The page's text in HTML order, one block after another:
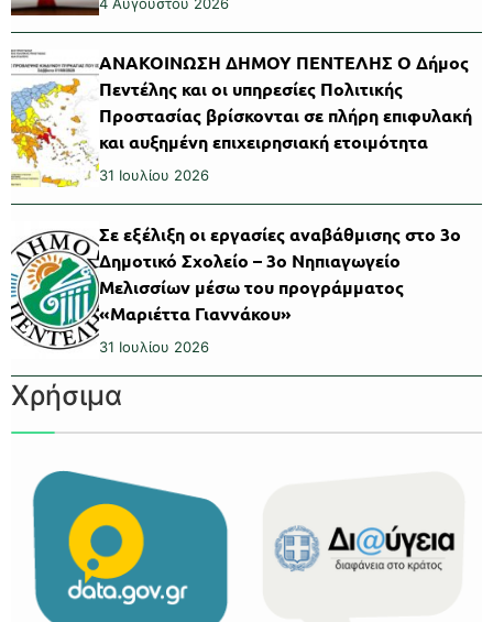
ΑΝΑΚΟΙΝΩΣΗ ΔΗΜΟΥ ΠΕΝΤΕΛΗΣ Ο Δήμος
Πεντέλης και οι υπηρεσίες Πολιτικής
Προστασίας βρίσκονται σε πλήρη επιφυλακή
και αυξημένη επιχειρησιακή ετοιμότητα
31 Ιουλίου 2026
Σε εξέλιξη οι εργασίες αναβάθμισης στο 3ο
Δημοτικό Σχολείο – 3ο Νηπιαγωγείο
Μελισσίων μέσω του προγράμματος
«Μαριέττα Γιαννάκου»
31 Ιουλίου 2026
Χρήσιμα